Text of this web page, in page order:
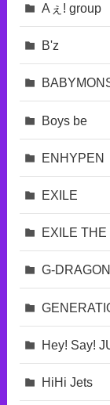
Aぇ! group
B'z
Boys be
ENHYPEN
EXILE
EXILE
G-DRAGON
Hey! Say!
HiHi Jets